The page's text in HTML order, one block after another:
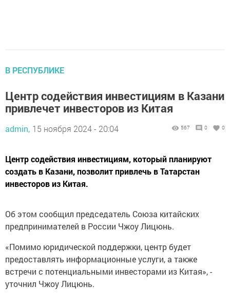
В РЕСПУБЛИКЕ
Центр содействия инвестициям в Казани
привлечет инвесторов из Китая
admin, 15 ноября 2024 - 20:04 567 0 0
Центр содействия инвестициям, который планируют
создать в Казани, позволит привлечь в Татарстан
инвесторов из Китая.
Об этом сообщил председатель Союза китайских
предпринимателей в России Чжоу Лицюнь.
«Помимо юридической поддержки, центр будет
предоставлять информационные услуги, а также
встречи с потенциальными инвесторами из Китая», -
уточнил Чжоу Лицюнь.